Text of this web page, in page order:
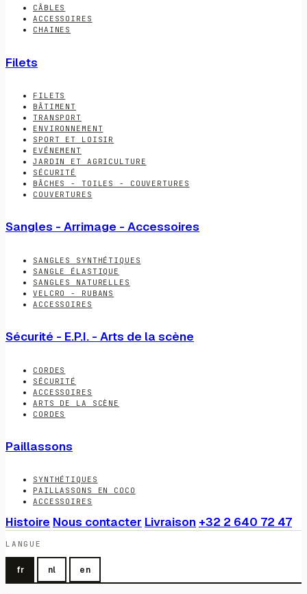
CÂBLES
ACCESSOIRES
CHAINES
Filets
FILETS
BÂTIMENT
TRANSPORT
ENVIRONNEMENT
SPORT ET LOISIR
EVÉNEMENT
JARDIN ET AGRICULTURE
SÉCURITÉ
BÂCHES - TOILES - COUVERTURES
COUVERTURES
Sangles - Arrimage - Accessoires
SANGLES SYNTHÉTIQUES
SANGLE ÉLASTIQUE
SANGLES NATURELLES
VELCRO - RUBANS
ACCESSOIRES
Sécurité - E.P.I. - Arts de la scène
CORDES
SÉCURITÉ
ACCESSOIRES
ARTS DE LA SCÈNE
CORDES
Paillassons
SYNTHÉTIQUES
PAILLASSONS EN COCO
ACCESSOIRES
Histoire Nous contacter Livraison +32 2 640 72 47
LANGUE
fr nl en